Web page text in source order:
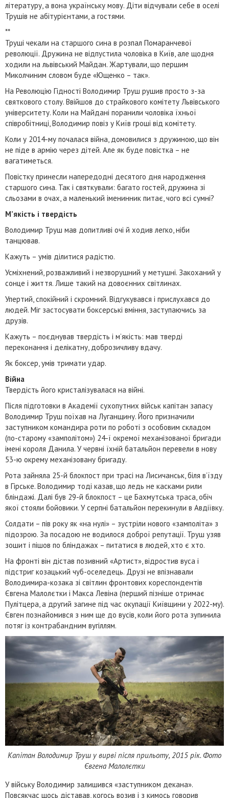
літературу, а вона українську мову. Діти відчували себе в оселі
Трушів не абітурієнтами, а гостями.
**
Труші чекали на старшого сина в розпал Помаранчевої
революції. Дружина не відпустила чоловіка в Київ, але щодня
ходили на львівський Майдан. Жартували, що першим
Миколчиним словом буде «Ющенко – так».
На Революцію Гідності Володимир Труш рушив просто з-за
святкового столу. Ввійшов до страйкового комітету Львівського
університету. Коли на Майдані поранили чоловіка їхньої
співробітниці, Володимир повіз у Київ гроші від комітету.
Коли у 2014-му почалася війна, домовилися з дружиною, що він
не піде в армію через дітей. Але як буде повістка – не
вагатиметься.
Повістку принесли напередодні десятого дня народження
старшого сина. Так і святкували: багато гостей, дружина зі
сльозами в очах, а маленький іменинник питає, чого всі сумні?
М’якість і твердість
Володимир Труш мав допитливі очі й ходив легко, ніби
танцював.
Кажуть – умів ділитися радістю.
Усміхнений, розважливий і незворушний у метушні. Закоханий у
сонце і життя. Лише такий на довоєнних світлинах.
Упертий, спокійний і скромний. Відгукувався і прислухався до
людей. Міг застосувати боксерські вміння, заступаючись за
друзів.
Кажуть – поєднував твердість і м’якість: мав тверді
переконання і делікатну, доброзичливу вдачу.
Як боксер, умів тримати удар.
Війна
Твердість його кристалізувалася на війні.
Після підготовки в Академії сухопутних військ капітан запасу
Володимир Труш поїхав на Луганщину. Його призначили
заступником командира роти по роботі з особовим складом
(по-старому «замполітом») 24-ї окремої механізованої бригади
імені короля Данила. У червні їхній батальйон перевели в нову
53-ю окрему механізовану бригаду.
Рота зайняла 25-й блокпост при трасі на Лисичанськ, біля в’їзду
в Гірське. Володимир тоді казав, що ледь не касками рили
бліндажі. Далі був 29-й блокпост – це Бахмутська траса, обіч
якої стояли бойовики. У серпні батальйон перекинули в Авдіївку.
Солдати – пів року як «на нулі» – зустріли нового «замполіта» з
підозрою. За посадою не водилося доброї репутації. Труш узяв
зошит і пішов по бліндажах – питатися в людей, хто є хто.
На фронті він дістав позивний «Артист», відростив вуса і
підстриг козацький чуб-оселедець. Друзі не впізнавали
Володимира-козака зі світлин фронтових кореспондентів
Євгена Малолєтки і Макса Левіна (перший пізніше отримає
Пулітцера, а другий загине під час окупації Київщини у 2022-му).
Євген познайомився з ним ще до вусів, коли його рота зупинила
потяг із контрабандним вугіллям.
Капітан Володимир Труш у вирві після прильоту, 2015 рік. Фото
Євгена Малолєтки
У війську Володимир залишився «заступником декана».
Повсякчас щось діставав, когось возив і з кимось говорив